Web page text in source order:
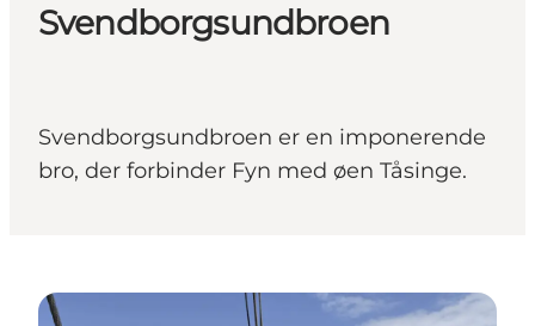
Svendborgsundbroen
Svendborgsundbroen er en imponerende
bro, der forbinder Fyn med øen Tåsinge.